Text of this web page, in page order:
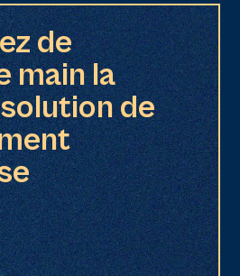
de
main la
de